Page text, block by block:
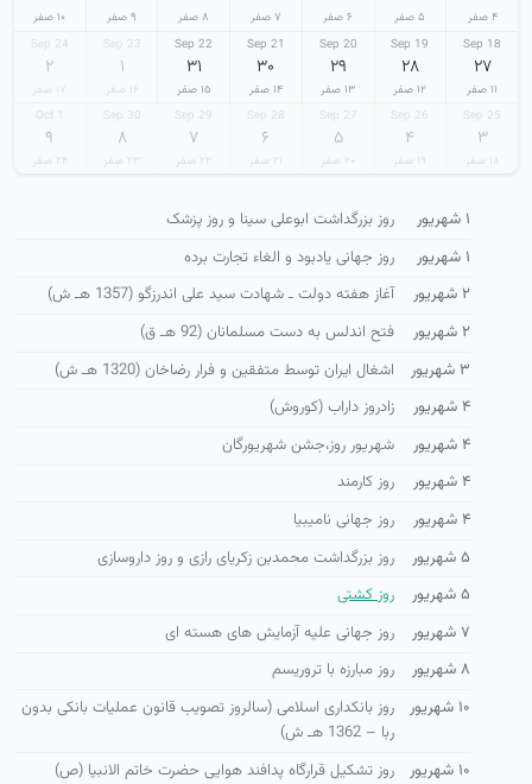
۴ صفر ۵ صفر ۶ صفر ۷ صفر ۸ صفر ۹ صفر
۱۰ صفر
18 Sep
۲۷
۱۱ صفر
19 Sep
۲۸
۱۲ صفر
20 Sep
۲۹
۱۳ صفر
21 Sep
۳۰
۱۴ صفر
22 Sep
۳۱
۱۵ صفر
23 Sep
۱
۱۶ صفر
24 Sep
۲
۱۷ صفر
25 Sep
۳
۱۸ صفر
26 Sep
۴
۱۹ صفر
27 Sep
۵
۲۰ صفر
28 Sep
۶
۲۱ صفر
29 Sep
۷
۲۲ صفر
30 Sep
۸
۲۳ صفر
1 Oct
۹
۲۴ صفر
۱ شهریور
روز بزرگداشت ابوعلی سینا و روز پزشک
۱ شهریور
روز جهانی یادبود و الغاء تجارت برده
۲ شهریور
آغاز هفته دولت ـ شهادت سید علی اندرزگو (1357 هـ ش)
۲ شهریور
فتح اندلس به دست مسلمانان (92 هـ ق)
۳ شهریور
اشغال ایران توسط متفقین و فرار رضاخان (1320 هـ ش)
۴ شهریور
زادروز داراب (کوروش)
۴ شهریور
شهریور روز،جشن شهریورگان
۴ شهریور
روز کارمند
۴ شهریور
روز جهانی نامیبیا
۵ شهریور
روز بزرگداشت محمدبن زکریای رازی و روز داروسازی
۵ شهریور
روز كشتی
۷ شهریور
روز جهانی علیه آزمایش های هسته ای
۸ شهریور
روز مبارزه با تروریسم
۱۰ شهریور
روز بانكداری اسلامی (سالروز تصویب قانون عملیات بانكی بدون
ربا – 1362 هـ ش)
۱۰ شهریور
روز تشكیل قرارگاه پدافند هوایی حضرت خاتم الانبیا (ص)